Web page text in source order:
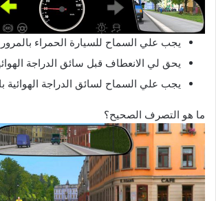
يجب علي السماح للسيارة الحمراء بالمرور
يحق لي الانعطاف قبل سائق الدراجة
يجب علي السماح لسائق الدراجة الهوائية
ما هو التصرف الصحيح؟